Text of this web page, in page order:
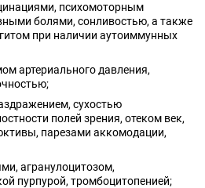
психомоторным
болями, сонливостью, а также
при наличии аутоиммунных
артериального давления,
сухостью
полей зрения, отеком век,
парезами аккомодации,
агранулоцитозом,
пурпурой, тромбоцитопенией;